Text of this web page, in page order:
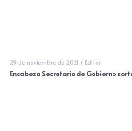
29 de noviembre de 2021 / Editor
Encabeza Secretario de Gobierno